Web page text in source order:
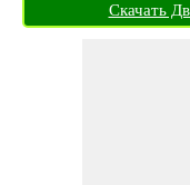
Скачать